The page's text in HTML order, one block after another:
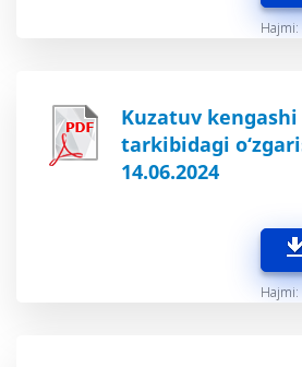
Kuzatuv kengashi
tarkibidagi
14.06.2024